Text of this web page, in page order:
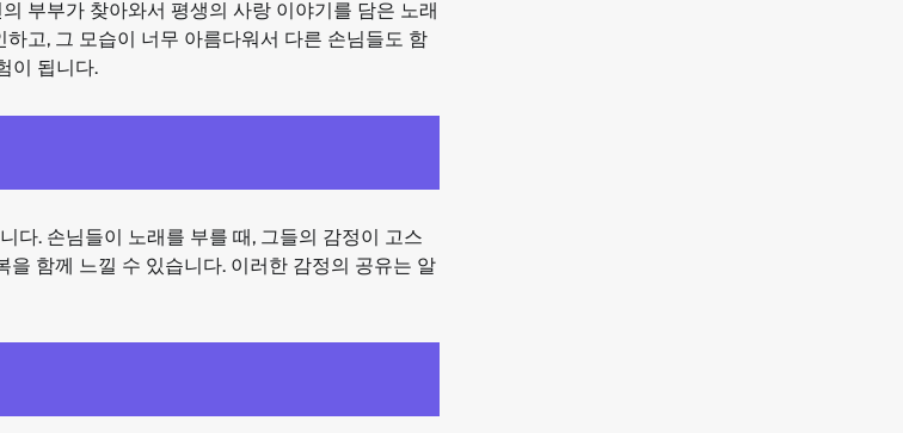
부부가 찾아와서 평생의 사랑 이야기를 담은 노래
고, 그 모습이 너무 아름다워서 다른 손님들도 함
이 됩니다.
다. 손님들이 노래를 부를 때, 그들의 감정이 고스
함께 느낄 수 있습니다. 이러한 감정의 공유는 알